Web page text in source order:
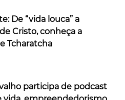
De “vida louca” a
Cristo, conheça a
Tcharatcha
participa de podcast